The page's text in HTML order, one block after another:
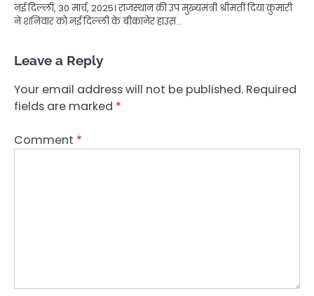
नई दिल्ली, 30 मार्च, 2025। राजस्थान की उप मुख्यमंत्री श्रीमती दिया कुमारी
ने शनिवार को नई दिल्ली के बीकानेर हाउस…
Leave a Reply
Your email address will not be published. Required
fields are marked *
Comment *